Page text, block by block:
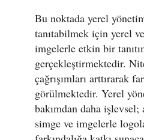
Bu noktada yerel
tanıtabilmek için yerel
imgelerle etkin bir
gerçekleştirmektedir.
çağrışımları arttırarak
görülmektedir. Yerel
bakımdan daha
simge ve imgelerle